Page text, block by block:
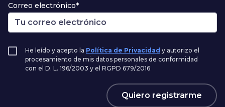
Correo electrónico*
He leído y acepto la Política de Privacidad y autorizo el
procesamiento de mis datos personales de conformidad
con el D. L. 196/2003 y el RGPD 679/2016
Quiero registrarme